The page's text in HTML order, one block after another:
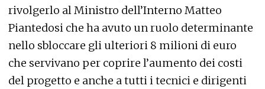
rivolgerlo al Ministro dell’Interno Matteo
Piantedosi che ha avuto un ruolo determinante
nello sbloccare gli ulteriori 8 milioni di euro
che servivano per coprire l’aumento dei costi
del progetto e anche a tutti i tecnici e dirigenti